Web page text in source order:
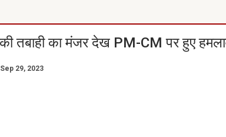
Rashifal
की तबाही का मंजर देख PM-CM पर हुए
Sep 29, 2023